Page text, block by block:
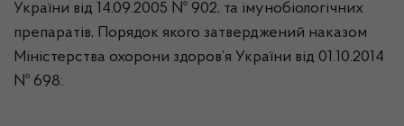
України від 14.09.2005 № 902, та імунобіологічних
препаратів, Порядок якого затверджений наказом
Міністерства охорони здоров’я України від 01.10.2014
№ 698: